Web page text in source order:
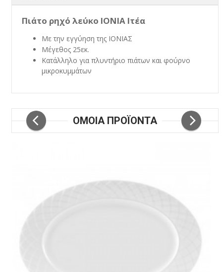
Πιάτο ρηχό λεύκο ΙΟΝΙΑ Ιτέα
Με την εγγύηση της ΙΟΝΙΑΣ
Μέγεθος 25εκ.
Κατάλληλο για πλυντήριο πιάτων και φούρνο
μικροκυμμάτων
ΟΜΟΙΑ ΠΡΟΪΟΝΤΑ